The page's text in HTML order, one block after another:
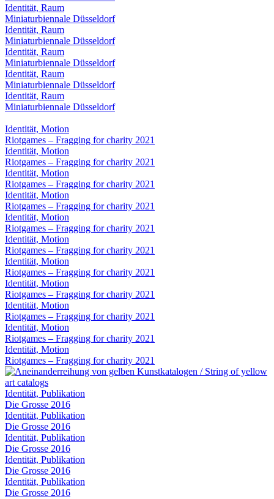
Identität, Raum
Miniaturbiennale Düsseldorf
Identität, Raum
Miniaturbiennale Düsseldorf
Identität, Raum
Miniaturbiennale Düsseldorf
Identität, Raum
Miniaturbiennale Düsseldorf
Identität, Raum
Miniaturbiennale Düsseldorf
Identität, Motion
Riotgames – Fragging for charity 2021
Identität, Motion
Riotgames – Fragging for charity 2021
Identität, Motion
Riotgames – Fragging for charity 2021
Identität, Motion
Riotgames – Fragging for charity 2021
Identität, Motion
Riotgames – Fragging for charity 2021
Identität, Motion
Riotgames – Fragging for charity 2021
Identität, Motion
Riotgames – Fragging for charity 2021
Identität, Motion
Riotgames – Fragging for charity 2021
Identität, Motion
Riotgames – Fragging for charity 2021
Identität, Motion
Riotgames – Fragging for charity 2021
Identität, Motion
Riotgames – Fragging for charity 2021
Identität, Publikation
Die Grosse 2016
Identität, Publikation
Die Grosse 2016
Identität, Publikation
Die Grosse 2016
Identität, Publikation
Die Grosse 2016
Identität, Publikation
Die Grosse 2016